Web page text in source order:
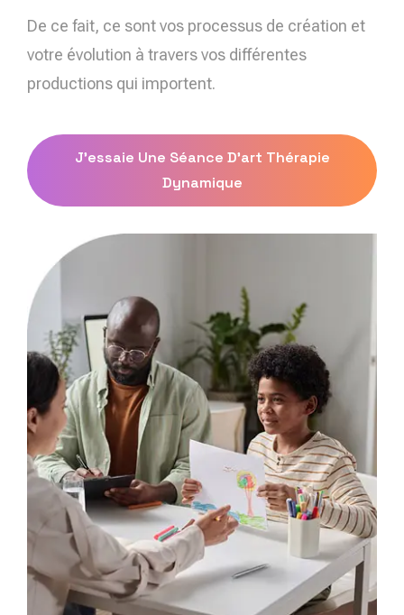
De ce fait, ce sont vos processus de création et
votre évolution à travers vos différentes
productions qui importent.
J'essaie Une Séance D'art Thérapie
Dynamique